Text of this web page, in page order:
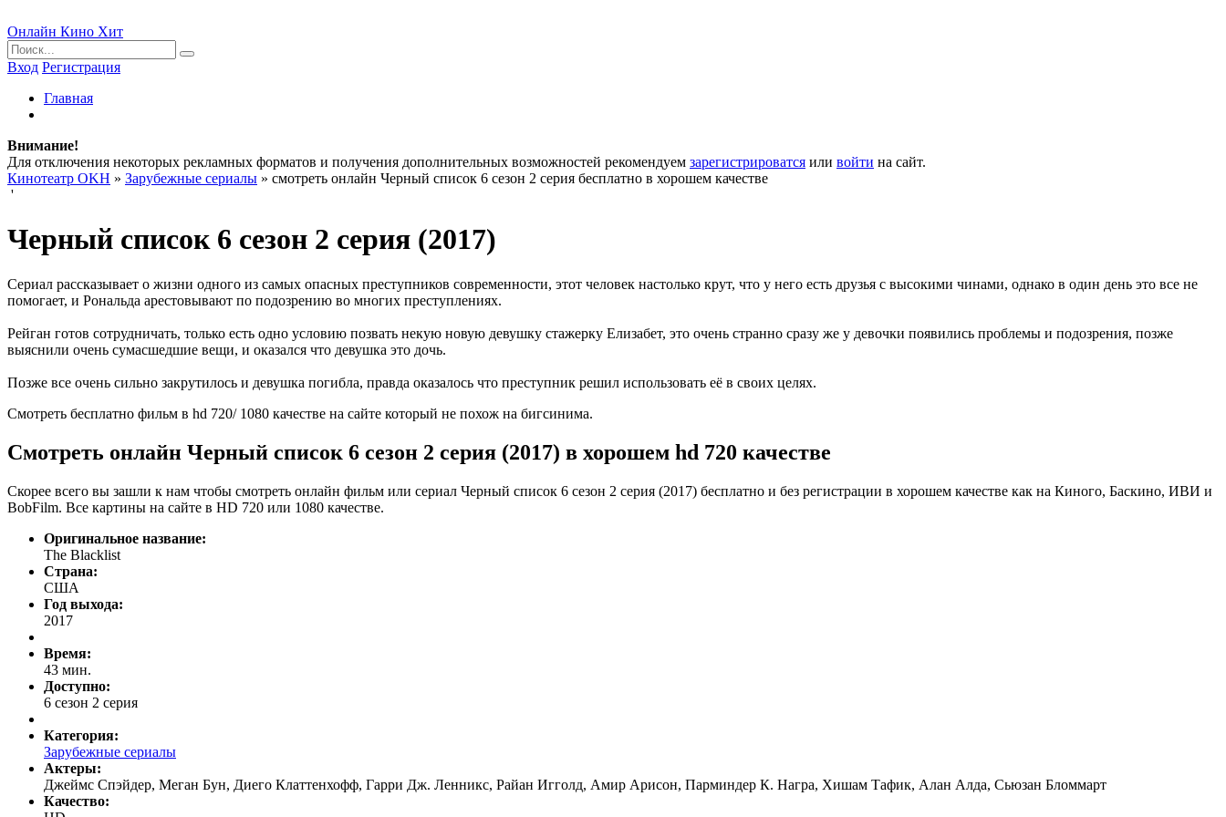
Онлайн Кино Хит
Вход Регистрация
Главная
Внимание!
Для отключения некоторых рекламных форматов и получения дополнительных возможностей рекомендуем зарегистрироватся или войти на сайт.
Кинотеатр OKH » Зарубежные сериалы » смотреть онлайн Черный список 6 сезон 2 серия бесплатно в хорошем качестве
'
Черный список 6 сезон 2 серия (2017)
Сериал рассказывает о жизни одного из самых опасных преступников современности, этот человек настолько крут, что у него есть друзья с высокими чинами, однако в один день это все не
помогает, и Рональда арестовывают по подозрению во многих преступлениях.
Рейган готов сотрудничать, только есть одно условию позвать некую новую девушку стажерку Елизабет, это очень странно сразу же у девочки появились проблемы и подозрения, позже
выяснили очень сумасшедшие вещи, и оказался что девушка это дочь.
Позже все очень сильно закрутилось и девушка погибла, правда оказалось что преступник решил использовать её в своих целях.
Смотреть бесплатно фильм в hd 720/ 1080 качестве на сайте который не похож на бигсинима.
Смотреть онлайн Черный список 6 сезон 2 серия (2017) в хорошем hd 720 качестве
Скорее всего вы зашли к нам чтобы смотреть онлайн фильм или сериал Черный список 6 сезон 2 серия (2017) бесплатно и без регистрации в хорошем качестве как на Киного, Баскино, ИВИ и
BobFilm. Все картины на сайте в HD 720 или 1080 качестве.
Оригинальное название:
The Blacklist
Страна:
США
Год выхода:
2017
Время:
43 мин.
Доступно:
6 сезон 2 серия
Категория:
Зарубежные сериалы
Актеры:
Джеймс Спэйдер, Меган Бун, Диего Клаттенхофф, Гарри Дж. Ленникс, Райан Игголд, Амир Арисон, Парминдер К. Награ, Хишам Тафик, Алан Алда, Сьюзан Бломмарт
Качество: